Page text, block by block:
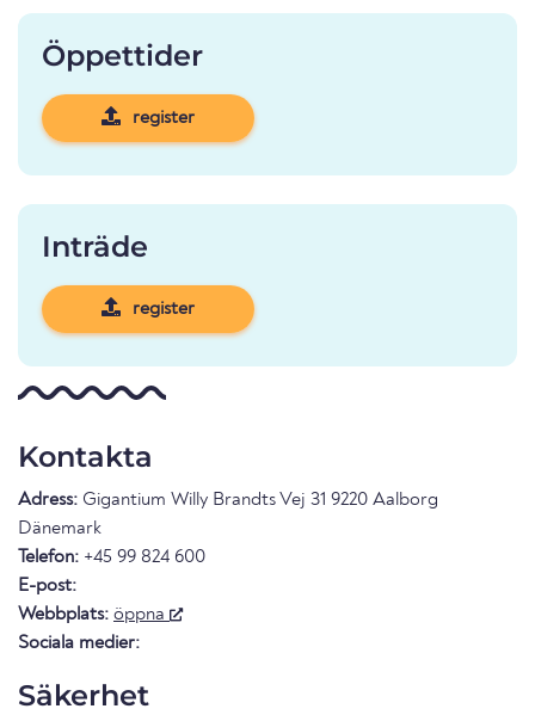
Öppettider
register
Inträde
register
Kontakta
Adress: Gigantium Willy Brandts Vej 31 9220 Aalborg
Dänemark
Telefon: +45 99 824 600
E-post:
Webbplats: öppna
Sociala medier:
Säkerhet